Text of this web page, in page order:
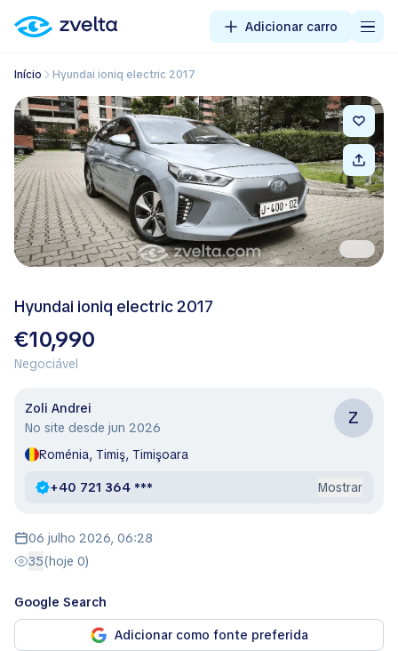
Adicionar carro
Início Hyundai ioniq electric 2017
Hyundai ioniq electric 2017
€10,990
Negociável
Zoli Andrei
No site desde jun 2026
Z
Roménia, Timiş, Timişoara
+40 721 364 *** Mostrar
06 julho 2026, 06:28
35(hoje 0)
Google Search
Adicionar como fonte preferida